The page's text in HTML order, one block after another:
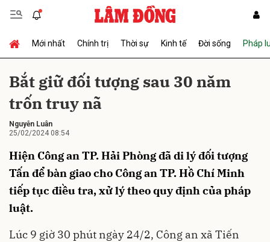
Mới nhất Chính trị Thời sự Kinh tế Đời sống Pháp
Bắt giữ đối tượng sau 30 năm
trốn truy nã
Nguyễn Luân
25/02/2024 08:54
Hiện Công an TP. Hải Phòng đã di lý đối tượng
Tấn để bàn giao cho Công an TP. Hồ Chí Minh
tiếp tục điều tra, xử lý theo quy định của pháp
luật.
Lúc 9 giờ 30 phút ngày 24/2, Công an xã Tiến
Gửi bình luận